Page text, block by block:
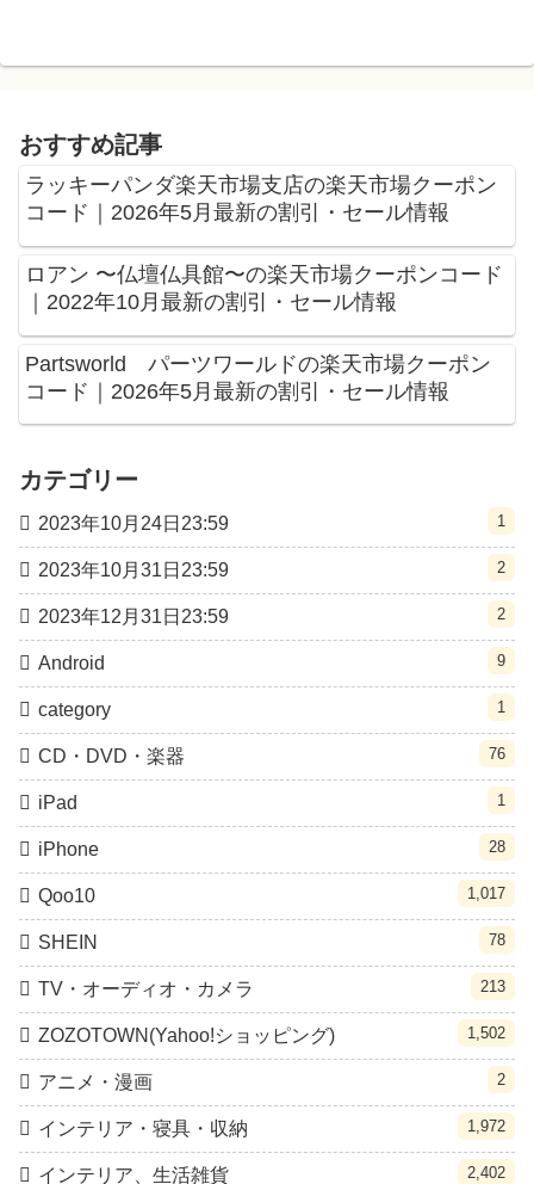
おすすめ記事
ラッキーパンダ楽天市場支店の楽天市場クーポン
コード｜2026年5月最新の割引・セール情報
ロアン 〜仏壇仏具館〜の楽天市場クーポンコード
｜2022年10月最新の割引・セール情報
Partsworld パーツワールドの楽天市場クーポン
コード｜2026年5月最新の割引・セール情報
カテゴリー
2023年10月24日23:59 1
2023年10月31日23:59 2
2023年12月31日23:59 2
Android 9
category 1
CD・DVD・楽器 76
iPad 1
iPhone 28
Qoo10 1,017
SHEIN 78
TV・オーディオ・カメラ 213
ZOZOTOWN(Yahoo!ショッピング) 1,502
アニメ・漫画 2
インテリア・寝具・収納 1,972
インテリア、生活雑貨 2,402